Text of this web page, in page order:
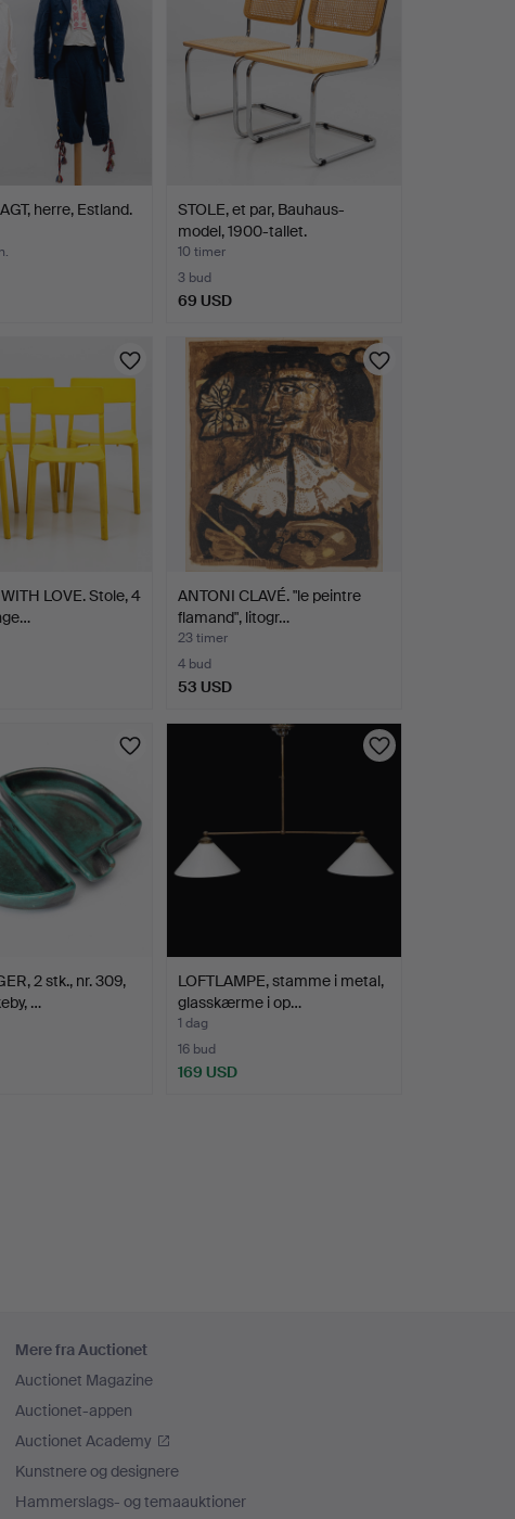
herre, Estland.
STOLE, et par, Bauhaus-
model, 1900-tallet.
10 timer
3 bud
69 USD
LOVE. Stole, 4
ANTONI CLAVÉ. "le peintre
flamand", litogr…
23 timer
4 bud
53 USD
2 stk., nr. 309,
…
LOFTLAMPE, stamme i metal,
glasskærme i op…
1 dag
16 bud
169 USD
Mere fra Auctionet
Auctionet Magazine
Auctionet-appen
Auctionet Academy
Kunstnere og designere
Hammerslags- og temaauktioner